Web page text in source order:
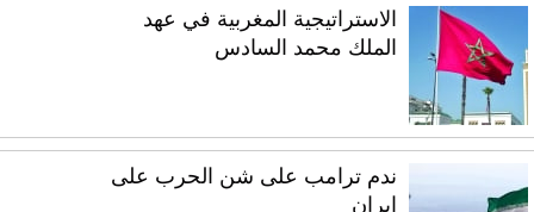
الاستراتيجية المغربية في عهد
الملك محمد السادس
ندم ترامب على شن الحرب على
إيران